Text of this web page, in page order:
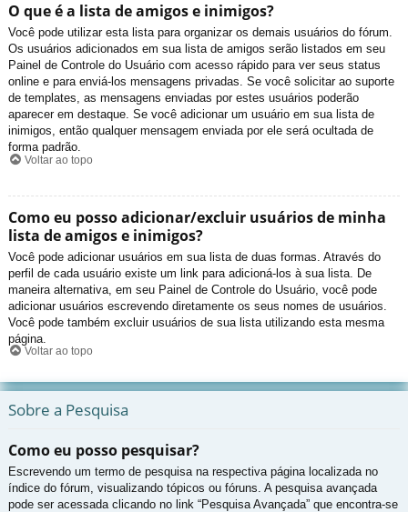
O que é a lista de amigos e inimigos?
Você pode utilizar esta lista para organizar os demais usuários do fórum.
Os usuários adicionados em sua lista de amigos serão listados em seu
Painel de Controle do Usuário com acesso rápido para ver seus status
online e para enviá-los mensagens privadas. Se você solicitar ao suporte
de templates, as mensagens enviadas por estes usuários poderão
aparecer em destaque. Se você adicionar um usuário em sua lista de
inimigos, então qualquer mensagem enviada por ele será ocultada de
forma padrão.
Voltar ao topo
Como eu posso adicionar/excluir usuários de minha
lista de amigos e inimigos?
Você pode adicionar usuários em sua lista de duas formas. Através do
perfil de cada usuário existe um link para adicioná-los à sua lista. De
maneira alternativa, em seu Painel de Controle do Usuário, você pode
adicionar usuários escrevendo diretamente os seus nomes de usuários.
Você pode também excluir usuários de sua lista utilizando esta mesma
página.
Voltar ao topo
Sobre a Pesquisa
Como eu posso pesquisar?
Escrevendo um termo de pesquisa na respectiva página localizada no
índice do fórum, visualizando tópicos ou fóruns. A pesquisa avançada
pode ser acessada clicando no link “Pesquisa Avançada” que encontra-se